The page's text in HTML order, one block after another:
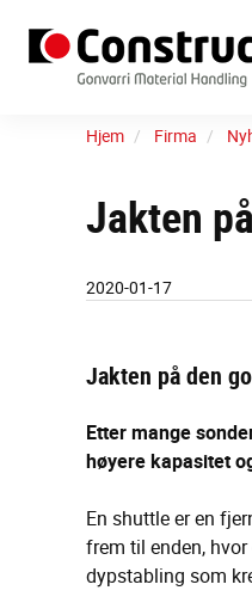
main
Hjem Firma
Jakten
2020-01-17
Jakten på den
Etter mange
høyere kapasitet
En shuttle er en
frem til enden,
dypstabling som